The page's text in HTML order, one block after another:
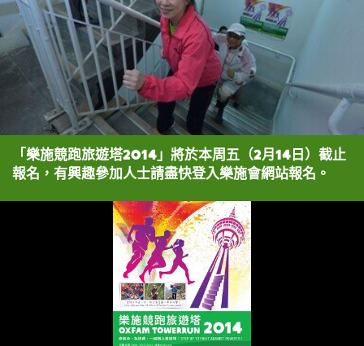
「樂施競跑旅遊塔2014」將於本周五（2月14日）截止
報名，有興趣參加人士請盡快登入樂施會網站報名。